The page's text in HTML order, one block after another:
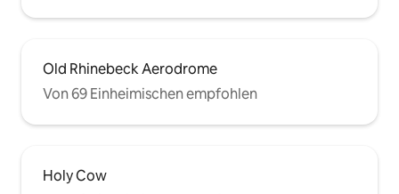
Old Rhinebeck Aerodrome
Von 69 Einheimischen empfohlen
Holy Cow